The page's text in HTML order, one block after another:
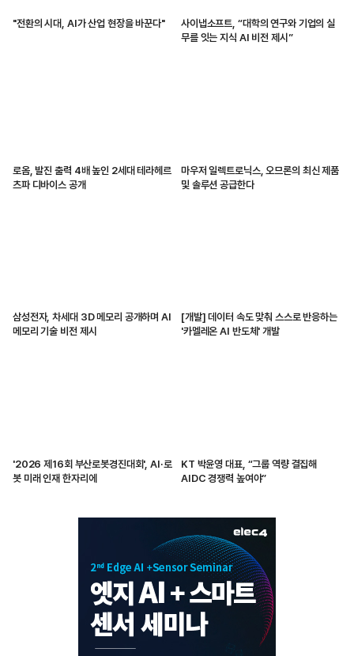
"전환의 시대, AI가 산업 현장을 바꾼다"
사이냅소프트, “대학의 연구와 기업의 실
무를 잇는 지식 AI 비전 제시”
로옴, 발진 출력 4배 높인 2세대 테라헤르
츠파 디바이스 공개
마우저 일렉트로닉스, 오므론의 최신 제품
및 솔루션 공급한다
삼성전자, 차세대 3D 메모리 공개하며 AI
메모리 기술 비전 제시
[개발] 데이터 속도 맞춰 스스로 반응하는
'카멜레온 AI 반도체' 개발
'2026 제16회 부산로봇경진대회', AI·로
봇 미래 인재 한자리에
KT 박윤영 대표, “그룹 역량 결집해
AIDC 경쟁력 높여야”